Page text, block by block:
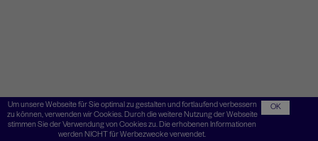
Um unsere Webseite für Sie optimal zu gestalten und fortlaufend verbessern
zu können, verwenden wir Cookies. Durch die weitere Nutzung der Webseite
stimmen Sie der Verwendung von Cookies zu. Die erhobenen Informationen
werden NICHT für Werbezwecke verwendet.
OK